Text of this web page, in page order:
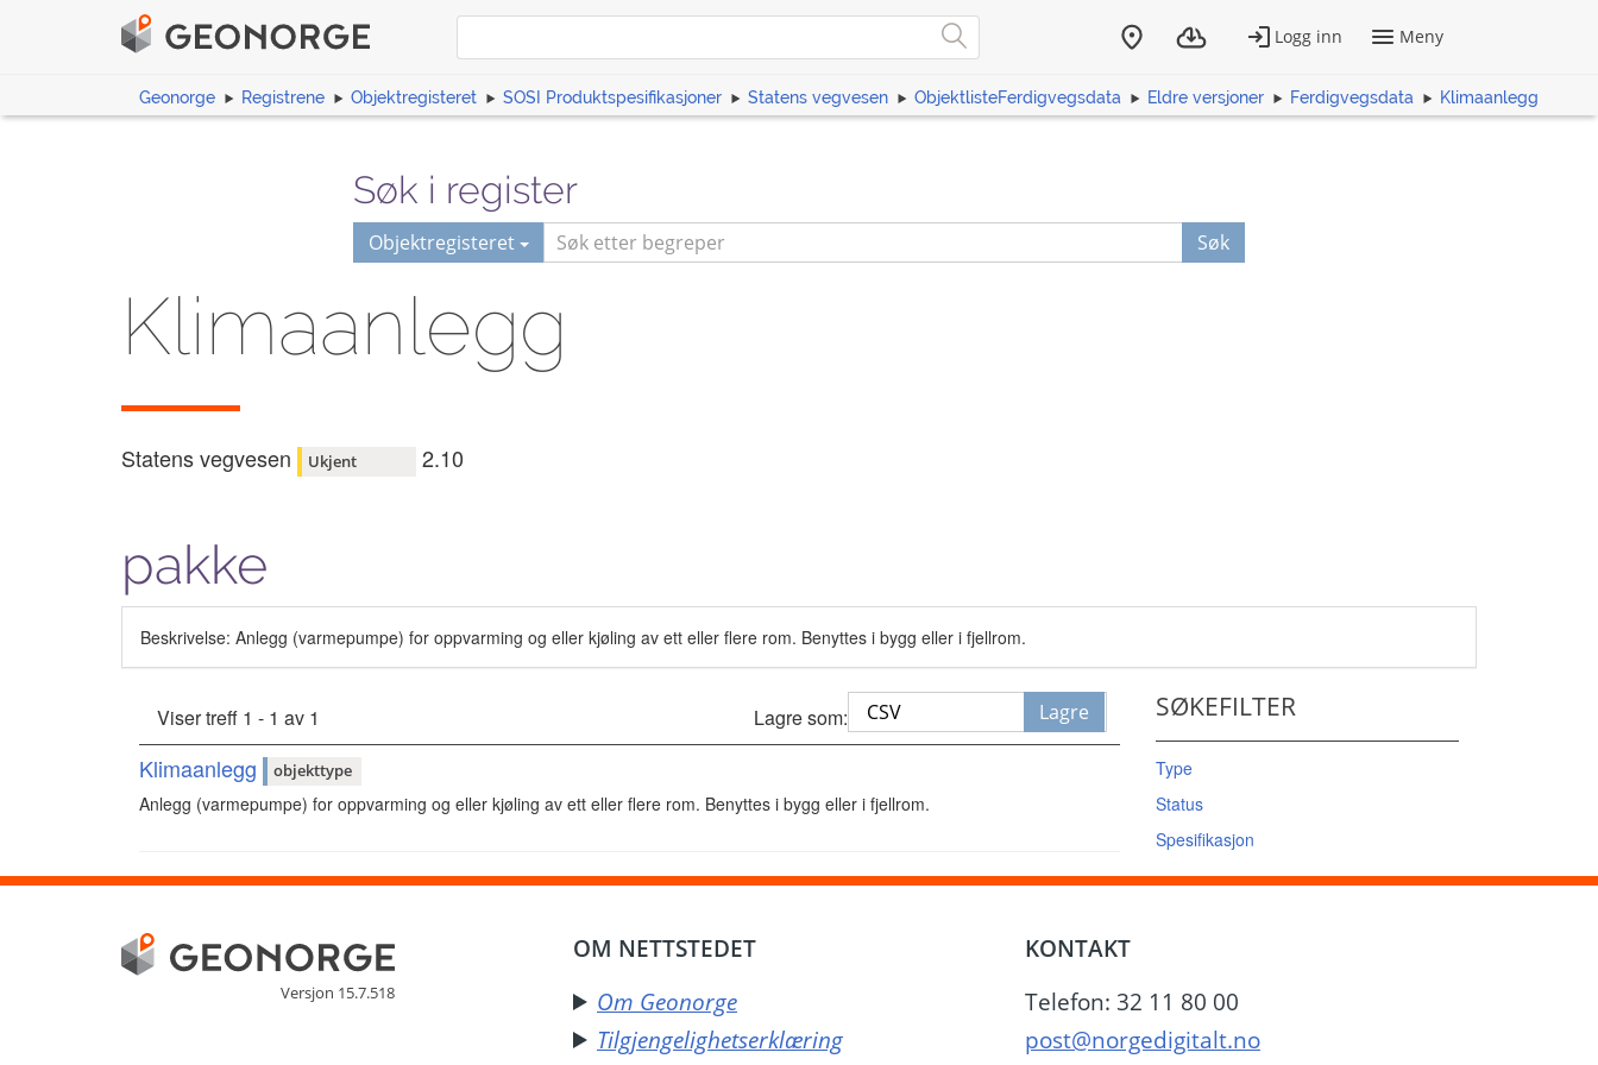
Geonorge Registrene Objektregisteret SOSI Produktspesifikasjoner Statens vegvesen ObjektlisteFerdigvegsdata Eldre versjoner Ferdigvegsdata Klimaanlegg
Søk i register
Objektregisteret Søk
Klimaanlegg
Statens vegvesen Ukjent 2.10
pakke
Beskrivelse: Anlegg (varmepumpe) for oppvarming og eller kjøling av ett eller flere rom. Benyttes i bygg eller i fjellrom.
Viser treff 1 - 1 av 1 Lagre som: Lagre
Klimaanlegg objekttype
Anlegg (varmepumpe) for oppvarming og eller kjøling av ett eller flere rom. Benyttes i bygg eller i fjellrom.
SØKEFILTER
Type
Status
Spesifikasjon